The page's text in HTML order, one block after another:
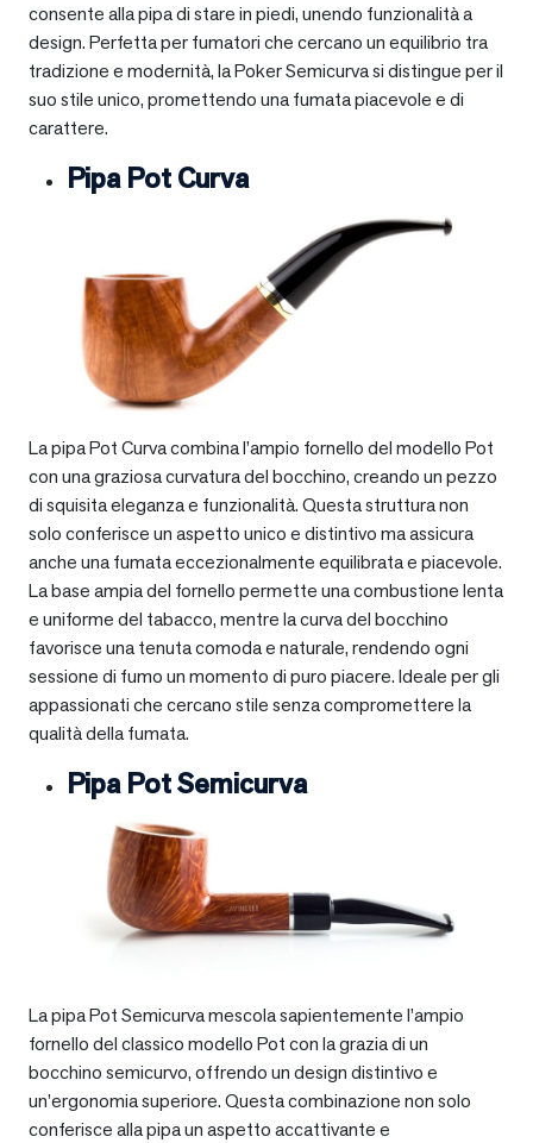
consente alla pipa di stare in piedi, unendo funzionalità a
design. Perfetta per fumatori che cercano un equilibrio tra
tradizione e modernità, la Poker Semicurva si distingue per il
suo stile unico, promettendo una fumata piacevole e di
carattere.
Pipa Pot Curva
La pipa Pot Curva combina l’ampio fornello del modello Pot
con una graziosa curvatura del bocchino, creando un pezzo
di squisita eleganza e funzionalità. Questa struttura non
solo conferisce un aspetto unico e distintivo ma assicura
anche una fumata eccezionalmente equilibrata e piacevole.
La base ampia del fornello permette una combustione lenta
e uniforme del tabacco, mentre la curva del bocchino
favorisce una tenuta comoda e naturale, rendendo ogni
sessione di fumo un momento di puro piacere. Ideale per gli
appassionati che cercano stile senza compromettere la
qualità della fumata.
Pipa Pot Semicurva
La pipa Pot Semicurva mescola sapientemente l’ampio
fornello del classico modello Pot con la grazia di un
bocchino semicurvo, offrendo un design distintivo e
un’ergonomia superiore. Questa combinazione non solo
conferisce alla pipa un aspetto accattivante e